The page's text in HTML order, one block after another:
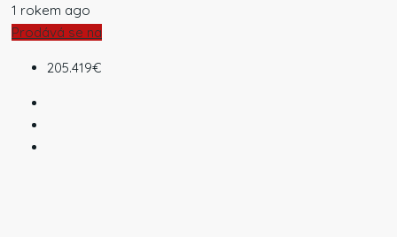
1 rokem ago
Prodává se na
205.419€